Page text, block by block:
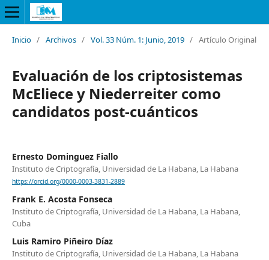
Inicio / Archivos / Vol. 33 Núm. 1: Junio, 2019 / Artículo Original
Evaluación de los criptosistemas
McEliece y Niederreiter como
candidatos post-cuánticos
Ernesto Dominguez Fiallo
Instituto de Criptografía, Universidad de La Habana, La Habana
https://orcid.org/0000-0003-3831-2889
Frank E. Acosta Fonseca
Instituto de Criptografía, Universidad de La Habana, La Habana,
Cuba
Luis Ramiro Piñeiro Díaz
Instituto de Criptografía, Universidad de La Habana, La Habana